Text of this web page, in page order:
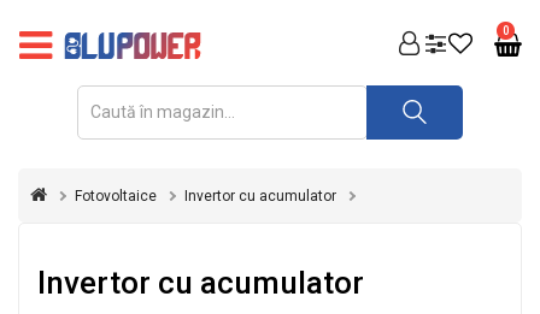
0
FOTOVOLTAICE
REDRESOARE
Fotovoltaice Invertor cu acumulator
Invertor cu acumulator